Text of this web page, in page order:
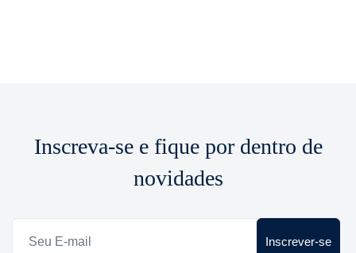
Inscreva-se e fique por dentro de
novidades
Inscrever-se